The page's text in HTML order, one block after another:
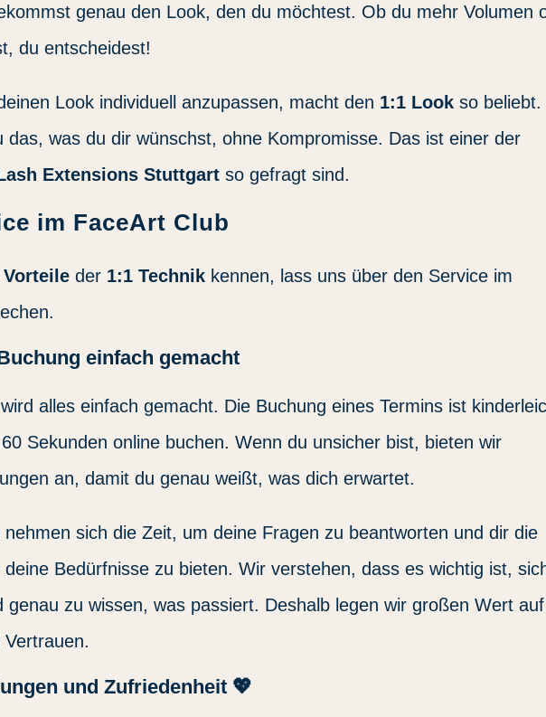
genau den Look, den du möchtest. Ob du mehr Volumen
du entscheidest!
Look individuell anzupassen, macht den 1:1 Look so beliebt.
das, was du dir wünschst, ohne Kompromisse. Das ist einer der
Extensions Stuttgart so gefragt sind.
im FaceArt Club
Vorteile der 1:1 Technik kennen, lass uns über den Service im
einfach gemacht
alles einfach gemacht. Die Buchung eines Termins ist
Sekunden online buchen. Wenn du unsicher bist, bieten wir
an, damit du genau weißt, was dich erwartet.
sich die Zeit, um deine Fragen zu beantworten und dir die
Bedürfnisse zu bieten. Wir verstehen, dass es wichtig ist,
genau zu wissen, was passiert. Deshalb legen wir großen Wert auf
und Zufriedenheit 💖